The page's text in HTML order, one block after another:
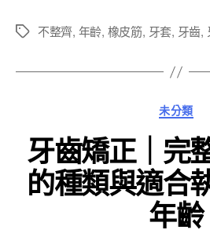
標
不整齊, 年齡, 橡皮筋, 牙套, 牙齒,
分
類
未分類
牙齒矯正｜完
的種類與適合
年齡